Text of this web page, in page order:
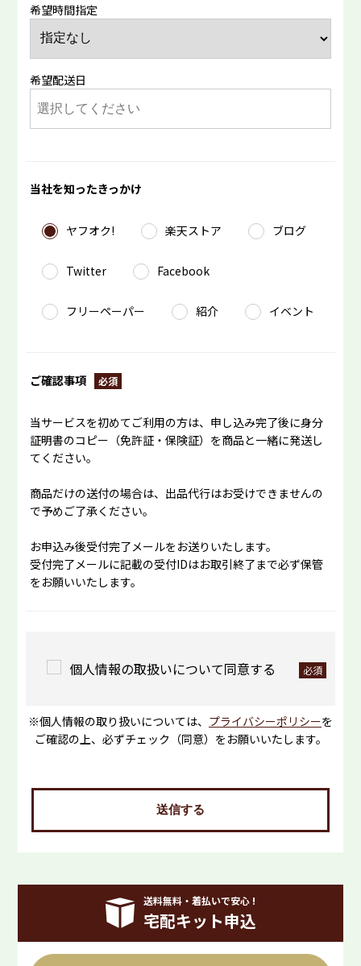
希望時間指定
希望配送日
当社を知ったきっかけ
ヤフオク! 楽天ストア ブログ
Twitter Facebook
フリーペーパー 紹介 イベント
ご確認事項
当サービスを初めてご利用の方は、申し込み完了後に身分
証明書のコピー（免許証・保険証）を商品と一緒に発送し
てください。
商品だけの送付の場合は、出品代行はお受けできませんの
で予めご了承ください。
お申込み後受付完了メールをお送りいたします。
受付完了メールに記載の受付IDはお取引終了まで必ず保管
をお願いいたします。
個人情報の取扱いについて同意する
※個人情報の取り扱いについては、 プライバシーポリシーを
ご確認の上、必ずチェック（同意）をお願いいたします。
送信する
送料無料・着払いで安心 !
宅配キット申込